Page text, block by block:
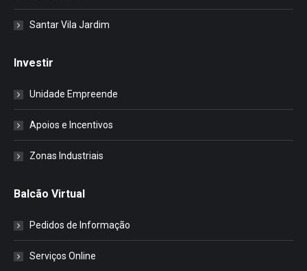
Santar Vila Jardim
Investir
Unidade Empreende
Apoios e Incentivos
Zonas Industriais
Balcão Virtual
Pedidos de Informação
Serviços Online